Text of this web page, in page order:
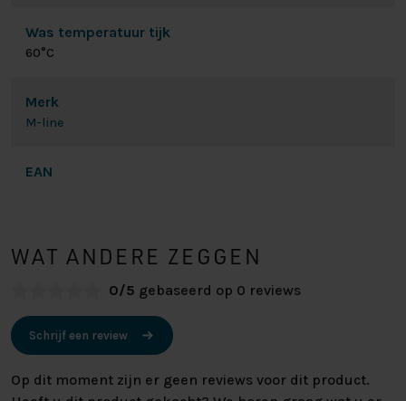
Was temperatuur tijk
60°C
Merk
M-line
EAN
WAT ANDERE ZEGGEN
0/5 gebaseerd op 0 reviews
Schrijf een review
Op dit moment zijn er geen reviews voor dit product.